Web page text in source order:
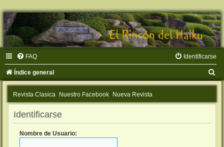
FAQ Identificarse
Índice general
u
Revista Clasica Nuestro Facebook Nueva Revista
Identificarse
Nombre de Usuario: